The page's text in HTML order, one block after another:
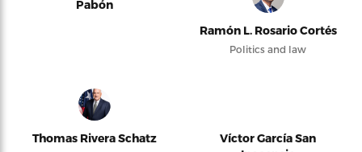
Pabón
Ramón L. Rosario Cortés
Politics and law
Thomas Rivera Schatz
Víctor García San